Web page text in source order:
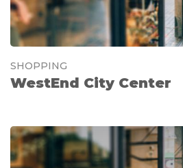
SHOPPING
WestEnd City Center